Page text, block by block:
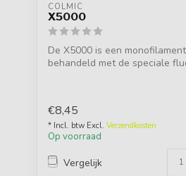
COLMIC
X5000
De X5000 is een
behandeld met de speciale
€8,45
* Incl. btw Excl. Verzendkosten
Op voorraad
Vergelijk